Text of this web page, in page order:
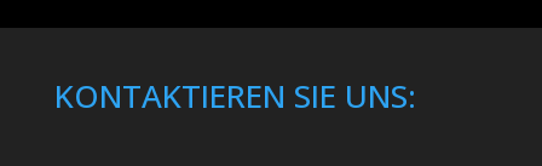
KONTAKTIEREN SIE UNS: